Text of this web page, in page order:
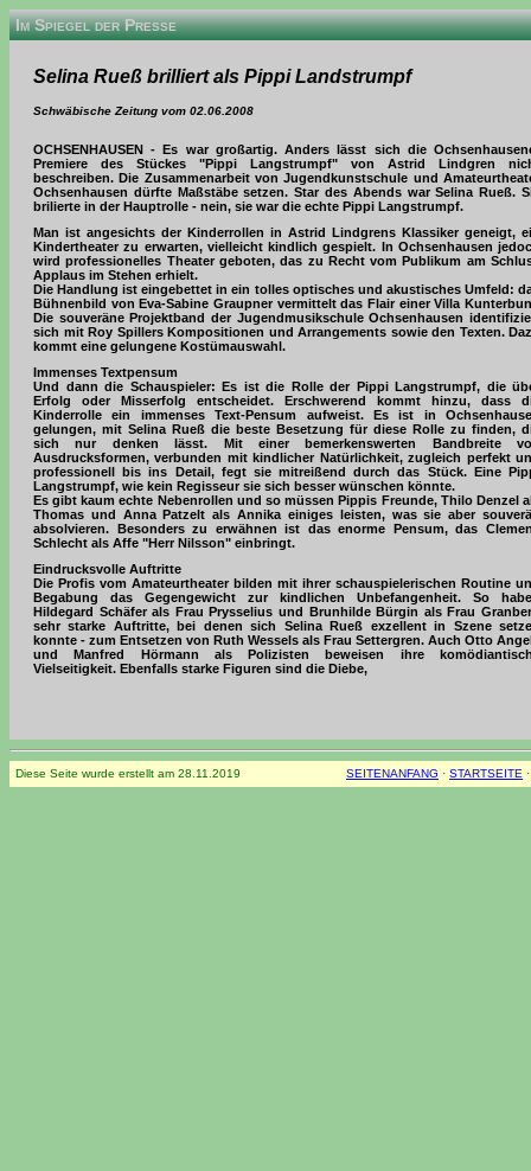
Im Spiegel der Presse
Selina Rueß brilliert als Pippi Landstrumpf
Schwäbische Zeitung vom 02.06.2008
OCHSENHAUSEN - Es war großartig. Anders lässt sich die
Premiere des Stückes "Pippi Langstrumpf" von Astrid Lindgren
beschreiben. Die Zusammenarbeit von Jugendkunstschule und
Ochsenhausen dürfte Maßstäbe setzen. Star des Abends war Selina Rueß.
brilierte in der Hauptrolle - nein, sie war die echte Pippi Langstrumpf.
Man ist angesichts der Kinderrollen in Astrid Lindgrens Klassiker geneigt,
Kindertheater zu erwarten, vielleicht kindlich gespielt. In Ochsenhausen
wird professionelles Theater geboten, das zu Recht vom Publikum am
Applaus im Stehen erhielt.
Die Handlung ist eingebettet in ein tolles optisches und akustisches Umfeld:
Bühnenbild von Eva-Sabine Graupner vermittelt das Flair einer Villa
Die souveräne Projektband der Jugendmusikschule Ochsenhausen
sich mit Roy Spillers Kompositionen und Arrangements sowie den Texten.
kommt eine gelungene Kostümauswahl.
Immenses Textpensum
Und dann die Schauspieler: Es ist die Rolle der Pippi Langstrumpf, die
Erfolg oder Misserfolg entscheidet. Erschwerend kommt hinzu, dass
Kinderrolle ein immenses Text-Pensum aufweist. Es ist in
gelungen, mit Selina Rueß die beste Besetzung für diese Rolle zu finden,
sich nur denken lässt. Mit einer bemerkenswerten Bandbreite
Ausdrucksformen, verbunden mit kindlicher Natürlichkeit, zugleich perfekt
professionell bis ins Detail, fegt sie mitreißend durch das Stück. Eine
Langstrumpf, wie kein Regisseur sie sich besser wünschen könnte.
Es gibt kaum echte Nebenrollen und so müssen Pippis Freunde, Thilo Denzel
Thomas und Anna Patzelt als Annika einiges leisten, was sie aber
absolvieren. Besonders zu erwähnen ist das enorme Pensum, das
Schlecht als Affe "Herr Nilsson" einbringt.
Eindrucksvolle Auftritte
Die Profis vom Amateurtheater bilden mit ihrer schauspielerischen Routine
Begabung das Gegengewicht zur kindlichen Unbefangenheit. So
Hildegard Schäfer als Frau Prysselius und Brunhilde Bürgin als Frau
sehr starke Auftritte, bei denen sich Selina Rueß exzellent in Szene
konnte - zum Entsetzen von Ruth Wessels als Frau Settergren. Auch Otto
und Manfred Hörmann als Polizisten beweisen ihre
Vielseitigkeit. Ebenfalls starke Figuren sind die Diebe,
Diese Seite wurde erstellt am 28.11.2019 SEITENANFANG · STARTSEITE